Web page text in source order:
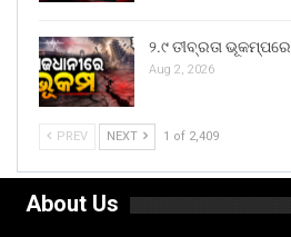
୨.୯ ତୀବ୍ରତା ଭୂକମ୍ପରେ
Aug 2, 2026
PREV NEXT 1 of 2,409
About Us